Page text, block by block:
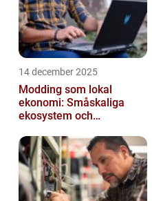
14 december 2025
Modding som lokal
ekonomi: Småskaliga
ekosystem och